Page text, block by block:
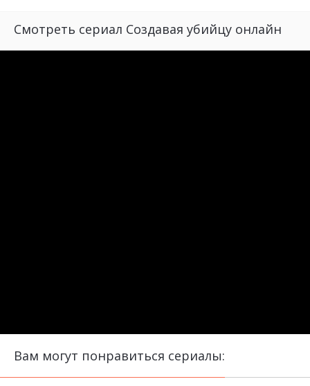
Смотреть сериал Создавая убийцу онлайн
Вам могут понравиться сериалы: